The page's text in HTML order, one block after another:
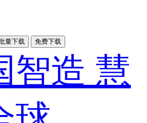
量下载 免费下载
智造 慧